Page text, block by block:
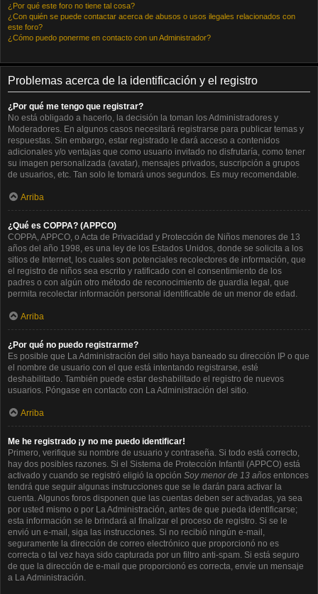
¿Por qué este foro no tiene tal cosa?
¿Con quién se puede contactar acerca de abusos o usos ilegales relacionados con
este foro?
¿Cómo puedo ponerme en contacto con un Administrador?
Problemas acerca de la identificación y el registro
¿Por qué me tengo que registrar?
No está obligado a hacerlo, la decisión la toman los Administradores y
Moderadores. En algunos casos necesitará registrarse para publicar temas y
respuestas. Sin embargo, estar registrado le dará acceso a contenidos
adicionales y/o ventajas que como usuario invitado no disfrutaría, como tener
su imagen personalizada (avatar), mensajes privados, suscripción a grupos
de usuarios, etc. Tan solo le tomará unos segundos. Es muy recomendable.
Arriba
¿Qué es COPPA? (APPCO)
COPPA, APPCO, o Acta de Privacidad y Protección de Niños menores de 13
años del año 1998, es una ley de los Estados Unidos, donde se solicita a los
sitios de Internet, los cuales son potenciales recolectores de información, que
el registro de niños sea escrito y ratificado con el consentimiento de los
padres o con algún otro método de reconocimiento de guardia legal, que
permita recolectar información personal identificable de un menor de edad.
Arriba
¿Por qué no puedo registrarme?
Es posible que La Administración del sitio haya baneado su dirección IP o que
el nombre de usuario con el que está intentando registrarse, esté
deshabilitado. También puede estar deshabilitado el registro de nuevos
usuarios. Póngase en contacto con La Administración del sitio.
Arriba
Me he registrado ¡y no me puedo identificar!
Primero, verifique su nombre de usuario y contraseña. Si todo está correcto,
hay dos posibles razones. Si el Sistema de Protección Infantil (APPCO) está
activado y cuando se registró eligió la opción Soy menor de 13 años entonces
tendrá que seguir algunas instrucciones que se le darán para activar la
cuenta. Algunos foros disponen que las cuentas deben ser activadas, ya sea
por usted mismo o por La Administración, antes de que pueda identificarse;
esta información se le brindará al finalizar el proceso de registro. Si se le
envió un e-mail, siga las instrucciones. Si no recibió ningún e-mail,
seguramente la dirección de correo electrónico que proporcionó no es
correcta o tal vez haya sido capturada por un filtro anti-spam. Si está seguro
de que la dirección de e-mail que proporcionó es correcta, envíe un mensaje
a La Administración.